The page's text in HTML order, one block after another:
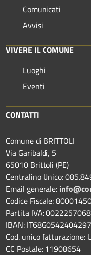
Comunicati
Avvisi
VIVERE IL COMUNE
Luoghi
Eventi
CONTATTI
Comune di BRITTOLI
Via Garibaldi, 5
65010 Brittoli (PE)
Centralino Unico:
Email generale:
Codice Fiscale:
Partita IVA:
IBAN:
Cod. unico fatturazione:
CC Postale: 11908654